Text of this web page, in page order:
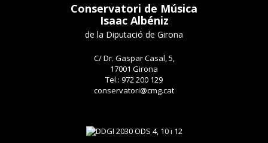
Conservatori de Música
Isaac Albéniz
de la Diputació de Girona
C/ Dr. Gaspar Casal, 5,
17001 Girona
Tel.: 972 200 129
conservatori@cmg.cat